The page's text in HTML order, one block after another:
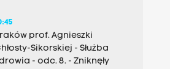
prof. Agnieszki
Sikorskiej - Służba
- odc. 8. - Zniknęły